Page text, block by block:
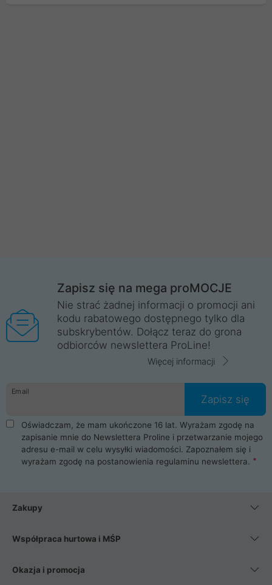
Zapisz się na mega proMOCJE
Nie strać żadnej informacji o promocji ani
kodu rabatowego dostępnego tylko dla
subskrybentów. Dołącz teraz do grona
odbiorców newslettera ProLine!
Więcej informacji
Email
Zapisz się
Oświadczam, że mam ukończone 16 lat. Wyrażam zgodę na
zapisanie mnie do Newslettera Proline i przetwarzanie mojego
adresu e-mail w celu wysyłki wiadomości. Zapoznałem się i
wyrażam zgodę na postanowienia regulaminu newslettera.
Zakupy
Współpraca hurtowa i MŚP
Okazja i promocja